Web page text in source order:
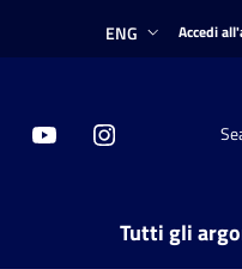
ENG Accedi
Tutti gli